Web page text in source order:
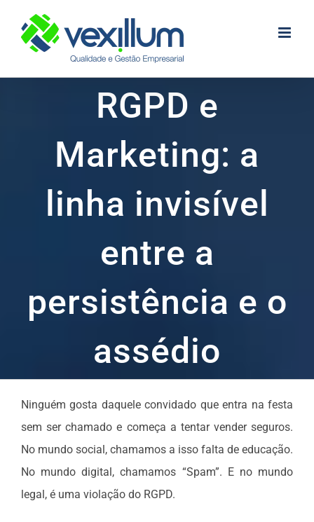
content
RGPD e
Marketing: a
linha invisível
entre a
persistência e o
assédio
Ninguém gosta daquele convidado que entra na festa
sem ser chamado e começa a tentar vender seguros.
No mundo social, chamamos a isso falta de educação.
No mundo digital, chamamos “Spam”. E no mundo
legal, é uma violação do RGPD.